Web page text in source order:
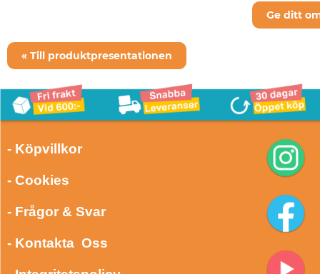
Ge ditt
« Till produktpresentationen
- Köpvillkor
- Cookies
- Frågor & Svar
- Kontakta Oss